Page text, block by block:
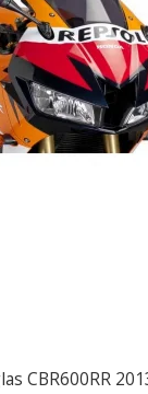
CBR600RR